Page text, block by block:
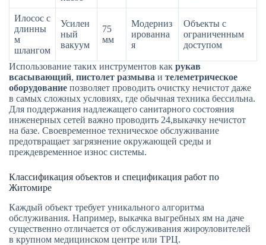
Илосос с
длинны
м
шлангом
Усилен
ный
вакуум
75
мм
Модерниз
ированна
я
Объекты с
ограниченным
доступом
Использование таких инструментов как рукав
всасывающий, пистолет размыва и телеметрическое
оборудование позволяет проводить очистку нечистот даже
в самых сложных условиях, где обычная техника бессильна.
Для поддержания надлежащего санитарного состояния
инженерных сетей важно проводить 24,выкачку нечистот
на базе. Своевременное техническое обслуживание
предотвращает загрязнение окружающей среды и
преждевременное износ системы.
Классификация объектов и спецификация работ по
Житомире
Каждый объект требует уникального алгоритма
обслуживания. Например, выкачка выгребных ям на даче
существенно отличается от обслуживания жироуловителей
в крупном медицинском центре или ТРЦ.